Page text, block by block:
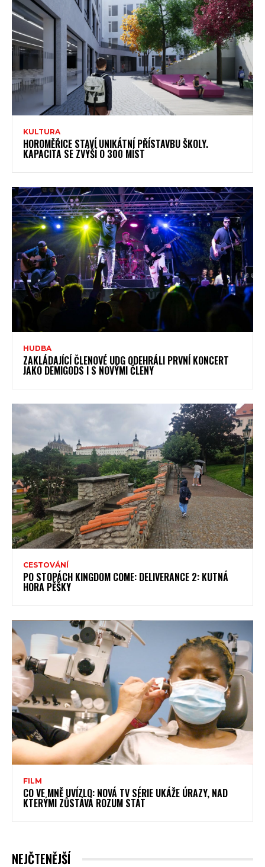
KULTURA
HOROMĚŘICE STAVÍ UNIKÁTNÍ PŘÍSTAVBU ŠKOLY.
KAPACITA SE ZVÝŠÍ O 300 MÍST
HUDBA
ZAKLÁDAJÍCÍ ČLENOVÉ UDG ODEHRÁLI PRVNÍ KONCERT
JAKO DEMIGODS I S NOVÝMI ČLENY
CESTOVÁNÍ
PO STOPÁCH KINGDOM COME: DELIVERANCE 2: KUTNÁ
HORA PĚŠKY
FILM
CO VE MNĚ UVÍZLO: NOVÁ TV SÉRIE UKÁŽE ÚRAZY, NAD
KTERÝMI ZŮSTÁVÁ ROZUM STÁT
NEJČTENĚJŠÍ